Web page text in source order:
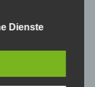
das Sturm-
das
nahezu
oder
Dienste